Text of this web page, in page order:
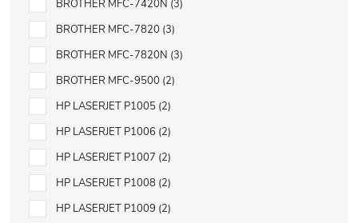
BROTHER MFC-7420N 3
BROTHER MFC-7820 3
BROTHER MFC-7820N 3
BROTHER MFC-9500 2
HP LASERJET P1005 2
HP LASERJET P1006 2
HP LASERJET P1007 2
HP LASERJET P1008 2
HP LASERJET P1009 2